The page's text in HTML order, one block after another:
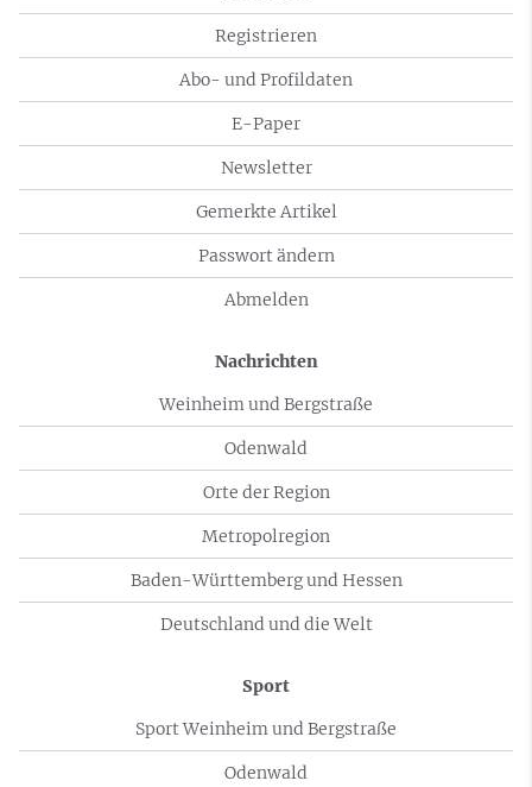
Registrieren
Abo- und Profildaten
E-Paper
Newsletter
Gemerkte Artikel
Passwort ändern
Abmelden
Nachrichten
Weinheim und Bergstraße
Odenwald
Orte der Region
Metropolregion
Baden-Württemberg und Hessen
Deutschland und die Welt
Sport
Sport Weinheim und Bergstraße
Odenwald